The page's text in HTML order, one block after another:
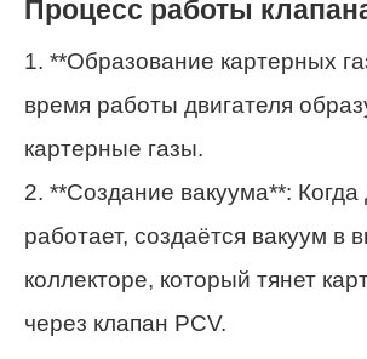
Процесс работы
1. **Образование картерных
время работы двигателя
картерные газы.
2. **Создание вакуума**: Когда
работает, создаётся вакуум в
коллекторе, который тянет
через клапан PCV.